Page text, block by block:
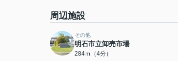
周辺施設
その他
明石市立卸売市場
284ｍ（4分）